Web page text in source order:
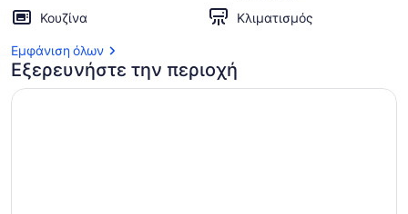
Κουζίνα
Κλιματισμός
Εμφάνιση όλων
Εξερευνήστε την περιοχή